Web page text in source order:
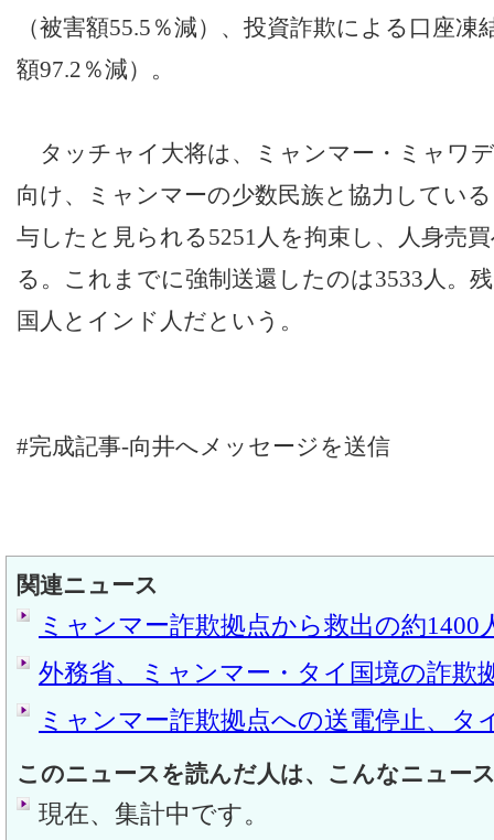
（被害額55.5％減）、投資詐欺による口座凍
額97.2％減）。
タッチャイ大将は、ミャンマー・ミャワ
向け、ミャンマーの少数民族と協力してい
与したと見られる5251人を拘束し、人身売
る。これまでに強制送還したのは3533人。
国人とインド人だという。
#完成記事-向井へメッセージを送信
関連ニュース
ミャンマー詐欺拠点から救出の約1400
外務省、ミャンマー・タイ国境の詐欺
ミャンマー詐欺拠点への送電停止、タ
このニュースを読んだ人は、こんなニュー
現在、集計中です。